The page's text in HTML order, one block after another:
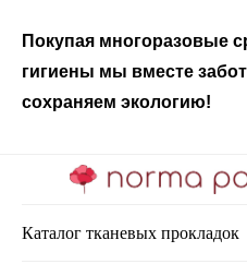
Покупая многоразовые
гигиены мы вместе
сохраняем экологию!
Каталог тканевых прокладок